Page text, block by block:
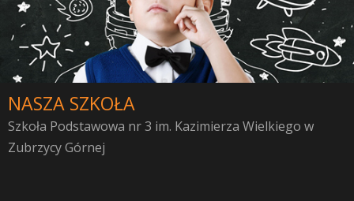
NASZA SZKOŁA
Szkoła Podstawowa nr 3 im. Kazimierza Wielkiego w
Zubrzycy Górnej